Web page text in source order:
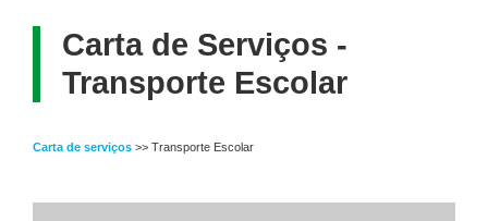
Carta de Serviços -
Transporte Escolar
Carta de serviços >> Transporte Escolar